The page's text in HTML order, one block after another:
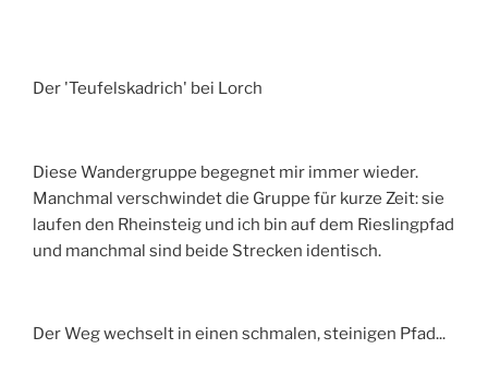
Der 'Teufelskadrich' bei Lorch
Diese Wandergruppe begegnet mir immer wieder.
Manchmal verschwindet die Gruppe für kurze Zeit: sie
laufen den Rheinsteig und ich bin auf dem Rieslingpfad
und manchmal sind beide Strecken identisch.
Der Weg wechselt in einen schmalen, steinigen Pfad...